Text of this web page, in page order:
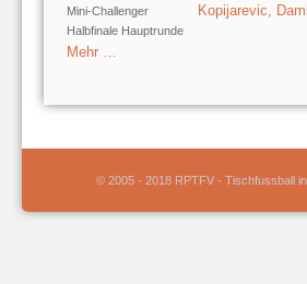
Mini-Challenger
Halbfinale Hauptrunde
Kopijarevic,
Mehr …
© 2005 - 2018 RPTFV - Tischfussball